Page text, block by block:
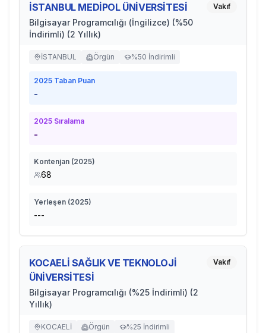
İSTANBUL MEDİPOL ÜNİVERSİTESİ
Bilgisayar Programcılığı (İngilizce) (%50
İndirimli) (2 Yıllık)
Vakıf
İSTANBUL Örgün %50 İndirimli
2025 Taban Puan
-
2025 Sıralama
-
Kontenjan (2025)
68
Yerleşen (2025)
---
KOCAELİ SAĞLIK VE TEKNOLOJİ
ÜNİVERSİTESİ
Bilgisayar Programcılığı (%25 İndirimli) (2
Yıllık)
Vakıf
KOCAELİ Örgün %25 İndirimli